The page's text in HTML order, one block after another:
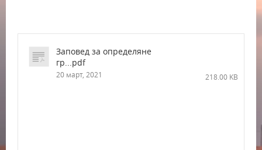
Заповед за определяне
гр...pdf
20 март, 2021 218.00 KB